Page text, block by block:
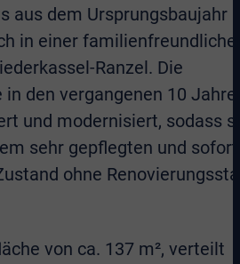
aus dem Ursprungsbaujahr
in einer
Ranzel. Die
den vergangenen 10
und modernisiert, sodass
sehr gepflegten und sofort
ohne
von ca. 137 m², verteilt